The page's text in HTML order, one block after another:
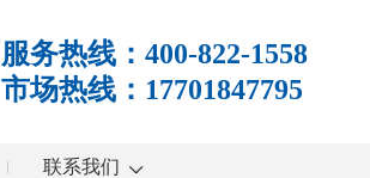
服务热线：400-822-1558
市场热线：17701847795
联系我们